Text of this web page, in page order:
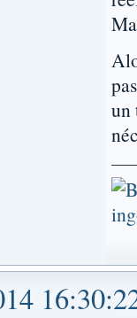
un